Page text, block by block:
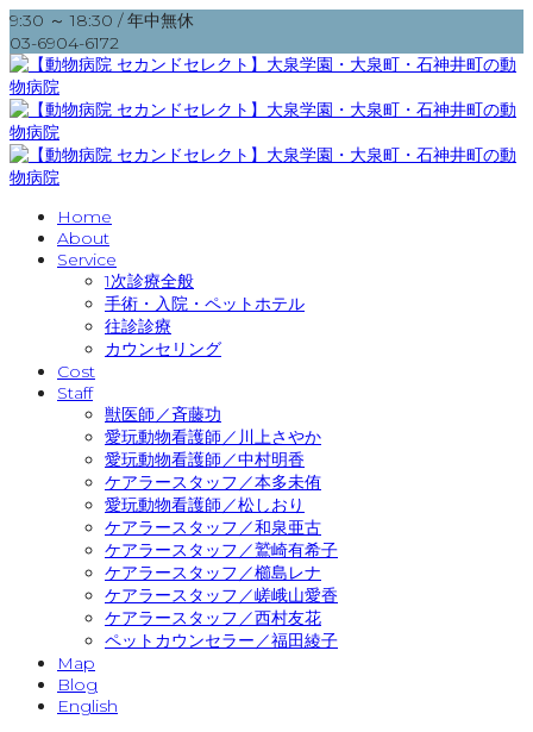
9:30 ～ 18:30 / 年中無休
03-6904-6172
Home
About
Service
1次診療全般
手術・入院・ペットホテル
往診診療
カウンセリング
Cost
Staff
獣医師／斉藤功
愛玩動物看護師／川上さやか
愛玩動物看護師／中村明香
ケアラースタッフ／本多未侑
愛玩動物看護師／松しおり
ケアラースタッフ／和泉亜古
ケアラースタッフ／鷲崎有希子
ケアラースタッフ／櫛島レナ
ケアラースタッフ／嵯峨山愛香
ケアラースタッフ／西村友花
ペットカウンセラー／福田綾子
Map
Blog
English